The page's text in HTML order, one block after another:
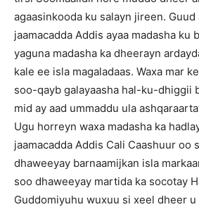
agaasinkooda ku salayn jireen. Guud
jaamacadda Addis ayaa madasha ku
yaguna madasha ka dheerayn
kale ee isla magaladaas. Waxa mar
soo-qayb galayaasha hal-ku-dhiggii
mid ay aad ummaddu ula
Ugu horreyn waxa madasha ka
jaamacadda Addis Cali Caashuur oo
dhaweeyay barnaamijkan isla
soo dhaweeyay martida ka socotay
Guddomiyuhu wuxuu si xeel dheer u